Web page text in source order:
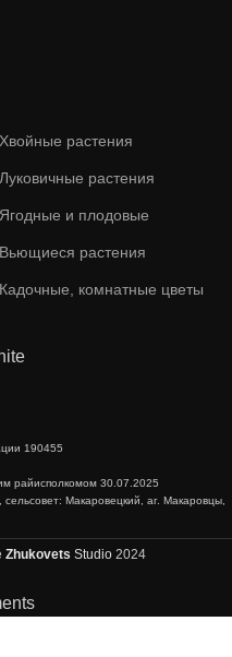
Хвойные растения
Луковичные растения
Ягодные и плодовые
Вьющиеся растения
Кадочные, комнатные цветы
190455
райисполкомом 30.07.2025
Макаровецкий, аг. Макаровцы,
Zhukovets Studio 2024